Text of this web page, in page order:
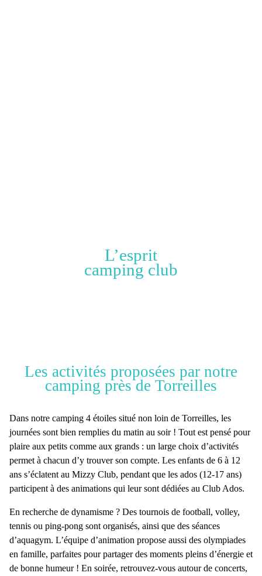
L’esprit
camping club
Les activités proposées par notre
camping près de Torreilles
Dans notre camping 4 étoiles situé non loin de Torreilles, les
journées sont bien remplies du matin au soir ! Tout est pensé pour
plaire aux petits comme aux grands : un large choix d’activités
permet à chacun d’y trouver son compte. Les enfants de 6 à 12
ans s’éclatent au Mizzy Club, pendant que les ados (12-17 ans)
participent à des animations qui leur sont dédiées au Club Ados.
En recherche de dynamisme ? Des tournois de football, volley,
tennis ou ping-pong sont organisés, ainsi que des séances
d’aquagym. L’équipe d’animation propose aussi des olympiades
en famille, parfaites pour partager des moments pleins d’énergie et
de bonne humeur ! En soirée, retrouvez-vous autour de concerts,